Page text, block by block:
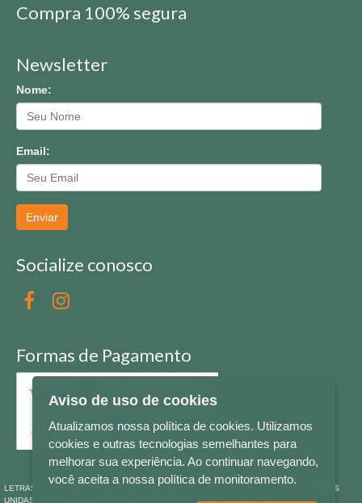
Compra 100% segura
Newsletter
Nome:
Email:
Enviar
Socialize conosco
Formas de Pagamento
LETRAS & CIA - CNPJ n° 88.587.548/0001-20 - Térreo Bourbon Shopping - AV. NAÇÕES
UNIDAS , 2001 - Lojas 1064/1065 - RIO BRANCO - - NOVO HAMBURGO - RS
Aviso de uso de cookies
Atualizamos nossa política de cookies. Utilizamos
cookies e outras tecnologias semelhantes para
melhorar sua experiência. Ao continuar navegando,
você aceita a nossa política de monitoramento.